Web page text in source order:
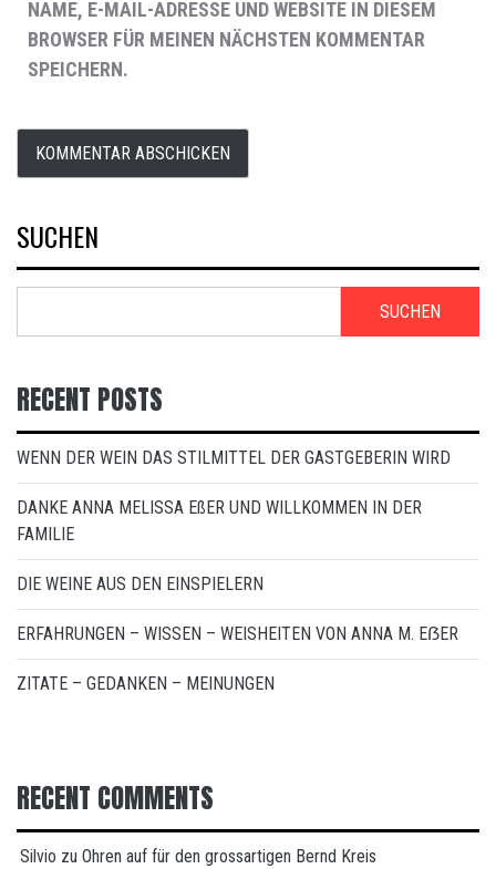
NAME, E-MAIL-ADRESSE UND WEBSITE IN DIESEM
BROWSER FÜR MEINEN NÄCHSTEN KOMMENTAR
SPEICHERN.
SUCHEN
SUCHEN
RECENT POSTS
WENN DER WEIN DAS STILMITTEL DER GASTGEBERIN WIRD
DANKE ANNA MELISSA EßER UND WILLKOMMEN IN DER
FAMILIE
DIE WEINE AUS DEN EINSPIELERN
ERFAHRUNGEN – WISSEN – WEISHEITEN VON ANNA M. EẞER
ZITATE – GEDANKEN – MEINUNGEN
RECENT COMMENTS
Silvio zu Ohren auf für den grossartigen Bernd Kreis